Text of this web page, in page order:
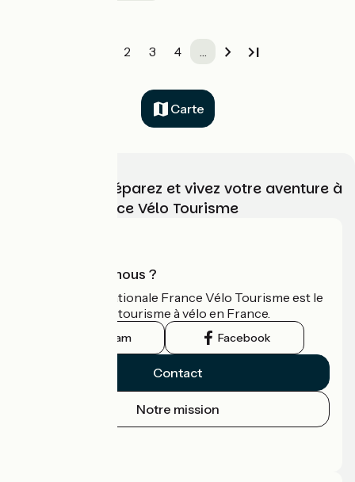
2 3 4
Carte
Choisissez, préparez et vivez votre aventure à
vélo avec France Vélo Tourisme
Qui sommes-nous ?
L'association nationale France Vélo Tourisme est le
guide officiel du tourisme à vélo en France.
Instagram Facebook
Contact
Notre mission